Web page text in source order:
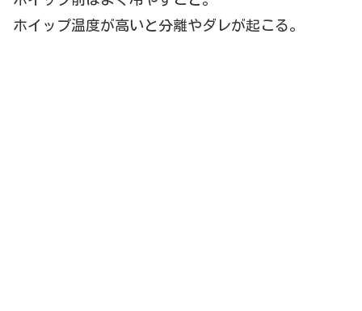
ホイップ温度が高いと分離やダレが起こる。